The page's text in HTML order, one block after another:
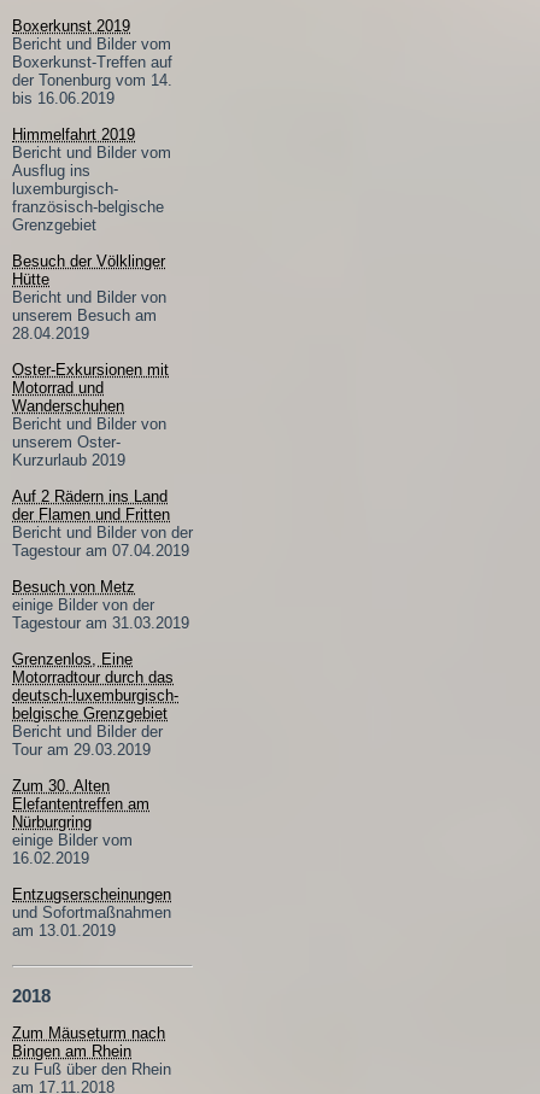
Boxerkunst 2019
Bericht und Bilder vom
Boxerkunst-Treffen auf
der Tonenburg vom 14.
bis 16.06.2019
Himmelfahrt 2019
Bericht und Bilder vom
Ausflug ins
luxemburgisch-
französisch-belgische
Grenzgebiet
Besuch der Völklinger
Hütte
Bericht und Bilder von
unserem Besuch am
28.04.2019
Oster-Exkursionen mit
Motorrad und
Wanderschuhen
Bericht und Bilder von
unserem Oster-
Kurzurlaub 2019
Auf 2 Rädern ins Land
der Flamen und Fritten
Bericht und Bilder von der
Tagestour am 07.04.2019
Besuch von Metz
einige Bilder von der
Tagestour am 31.03.2019
Grenzenlos, Eine
Motorradtour durch das
deutsch-luxemburgisch-
belgische Grenzgebiet
Bericht und Bilder der
Tour am 29.03.2019
Zum 30. Alten
Elefantentreffen am
Nürburgring
einige Bilder vom
16.02.2019
Entzugserscheinungen
und Sofortmaßnahmen
am 13.01.2019
2018
Zum Mäuseturm nach
Bingen am Rhein
zu Fuß über den Rhein
am 17.11.2018